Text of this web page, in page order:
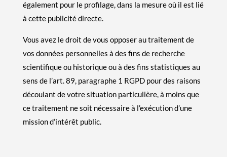
également pour le profilage, dans la mesure où il est lié
à cette publicité directe.
Vous avez le droit de vous opposer au traitement de
vos données personnelles à des fins de recherche
scientifique ou historique ou à des fins statistiques au
sens de l’art. 89, paragraphe 1 RGPD pour des raisons
découlant de votre situation particulière, à moins que
ce traitement ne soit nécessaire à l’exécution d’une
mission d’intérêt public.